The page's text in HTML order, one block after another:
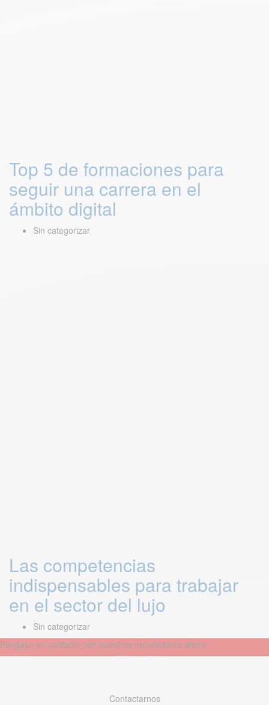
Top 5 de formaciones para
seguir una carrera en el
ámbito digital
Sin categorizar
Las competencias
indispensables para trabajar
en el sector del lujo
Sin categorizar
Póngase en contacto con nuestros reclutadores ahora
Contactarnos